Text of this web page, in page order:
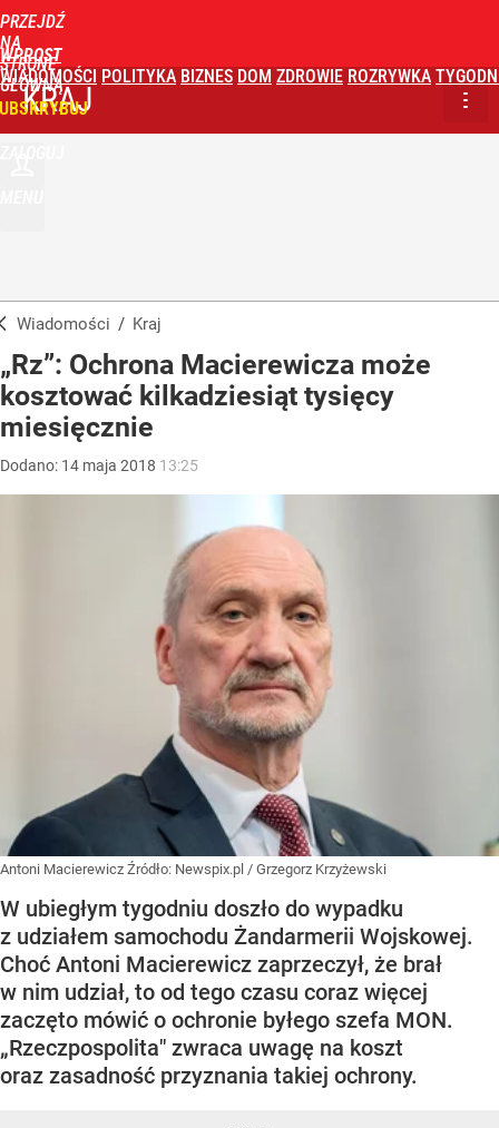
PRZEJDŹ
NA
STRONĘ
GŁÓWNĄ
WPROST
WIADOMOŚCI POLITYKA BIZNES DOM ZDROWIE ROZRYWKA
KRAJ
Wiadomości / Kraj
„Rz”: Ochrona Macierewicza może
kosztować kilkadziesiąt tysięcy
miesięcznie
Dodano: 14 maja 2018 13:25
Antoni Macierewicz Źródło: Newspix.pl / Grzegorz Krzyżewski
W ubiegłym tygodniu doszło do wypadku
z udziałem samochodu Żandarmerii Wojskowej.
Choć Antoni Macierewicz zaprzeczył, że brał
w nim udział, to od tego czasu coraz więcej
zaczęto mówić o ochronie byłego szefa MON.
„Rzeczpospolita" zwraca uwagę na koszt
oraz zasadność przyznania takiej ochrony.